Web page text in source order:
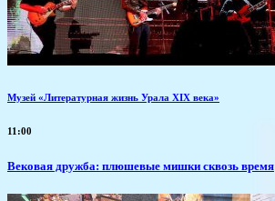
Музей «Литературная жизнь Урала XIX века»
11:00
Вековая дружба: плюшевые мишки сквозь время